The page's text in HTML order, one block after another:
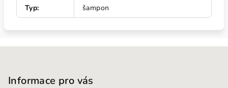
Typ: šampon
Informace pro vás